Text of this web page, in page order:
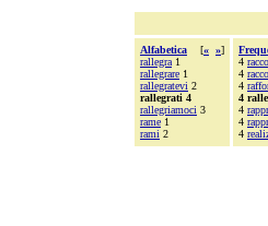
Alfabetica [« »]
rallegra 1
rallegrare 1
rallegratevi 2
rallegrati 4
rallegriamoci 3
rame 1
rami 2
4
4
4
4
4
4
4